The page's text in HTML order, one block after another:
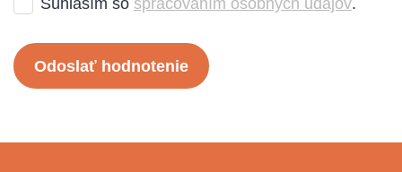
Súhlasím so spracovaním osobných údajov.
Odoslať hodnotenie